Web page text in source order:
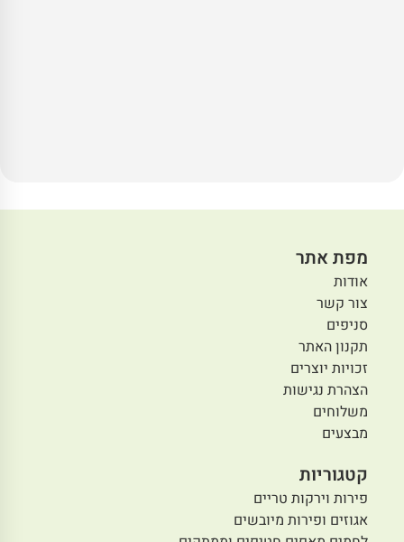
מפת אתר
אודות
צור קשר
סניפים
תקנון האתר
זכויות יוצרים
הצהרת נגישות
משלוחים
מבצעים
קטגוריות
פירות וירקות טריים
אגוזים ופירות מיובשים